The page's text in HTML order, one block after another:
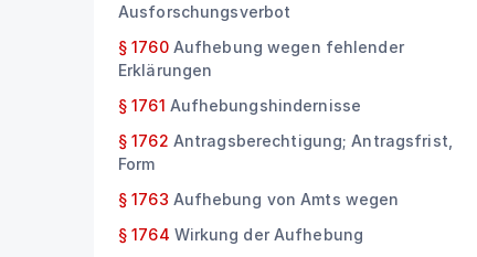
Ausforschungsverbot
§ 1760 Aufhebung wegen fehlender
Erklärungen
§ 1761 Aufhebungshindernisse
§ 1762 Antragsberechtigung; Antragsfrist,
Form
§ 1763 Aufhebung von Amts wegen
§ 1764 Wirkung der Aufhebung